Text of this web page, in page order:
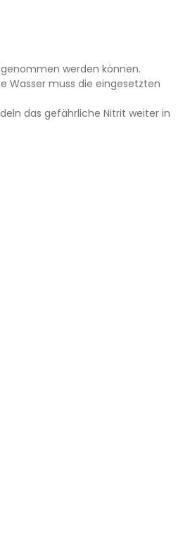
werden können.
Wasser muss die eingesetzten
das gefährliche Nitrit weiter in